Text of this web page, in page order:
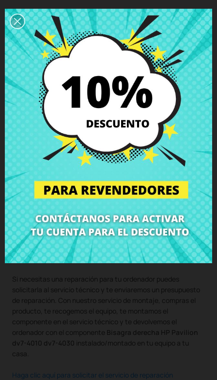
Descripción
Detalles del producto
Grados
Comentarios
Bisagra derecha HP Pavilion dv7-
4010 dv7-4030
con tornillos incluidos
CompraBisagra derecha HP Pavilion dv7-4010 dv7-4030al
mejor precio en CRParts - PRODUCTO USADO ORIGINAL -
disponible también con nuestro servicio de montaje.
Si necesitas una reparación para tu ordenador puedes
solicitarla al servicio técnico y te enviaremos un presupuesto
de reparación. Con nuestro servicio de montaje, compras el
producto, te recogemos el equipo, te montamos el
componente en el servicio técnico y te devolvemos el
ordenador con el componente Bisagra derecha HP Pavilion
dv7-4010 dv7-4030 instalado/montado en tu equipo a tu
casa.
Haga clic aquí para solicitar el servicio de reparación